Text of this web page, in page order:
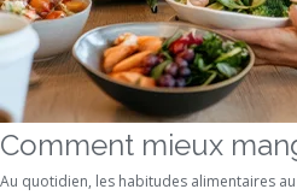
Comment mieux
Au quotidien, les habitudes alimentaires